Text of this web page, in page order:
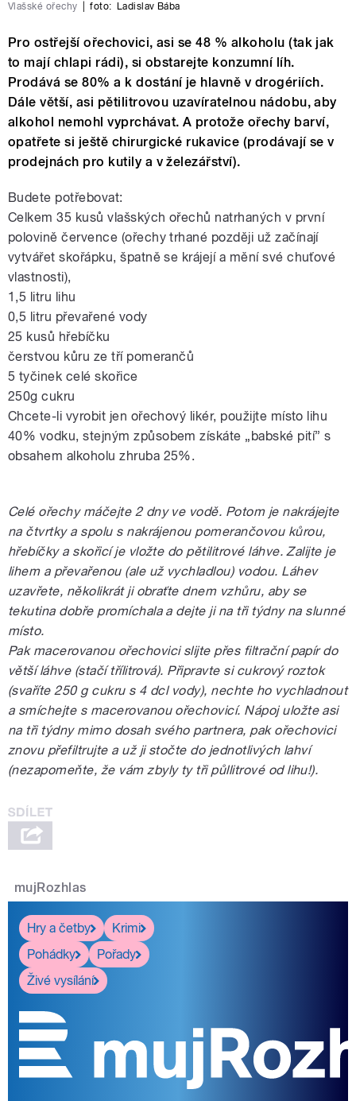
Vlašské ořechy foto: Ladislav Bába
Pro ostřejší ořechovici, asi se 48 % alkoholu (tak jak
to mají chlapi rádi), si obstarejte konzumní líh.
Prodává se 80% a k dostání je hlavně v drogériích.
Dále větší, asi pětilitrovou uzavíratelnou nádobu, aby
alkohol nemohl vyprchávat. A protože ořechy barví,
opatřete si ještě chirurgické rukavice (prodávají se v
prodejnách pro kutily a v železářství).
Budete potřebovat:
Celkem 35 kusů vlašských ořechů natrhaných v první
polovině července (ořechy trhané později už začínají
vytvářet skořápku, špatně se krájejí a mění své chuťové
vlastnosti),
1,5 litru lihu
0,5 litru převařené vody
25 kusů hřebíčku
čerstvou kůru ze tří pomerančů
5 tyčinek celé skořice
250g cukru
Chcete-li vyrobit jen ořechový likér, použijte místo lihu
40% vodku, stejným způsobem získáte „babské pití” s
obsahem alkoholu zhruba 25%.
Celé ořechy máčejte 2 dny ve vodě. Potom je nakrájejte
na čtvrtky a spolu s nakrájenou pomerančovou kůrou,
hřebíčky a skořicí je vložte do pětilitrové láhve. Zalijte je
lihem a převařenou (ale už vychladlou) vodou. Láhev
uzavřete, několikrát ji obraťte dnem vzhůru, aby se
tekutina dobře promíchala a dejte ji na tři týdny na slunné
místo.
Pak macerovanou ořechovici slijte přes filtrační papír do
větší láhve (stačí třílitrová). Připravte si cukrový roztok
(svaříte 250 g cukru s 4 dcl vody), nechte ho vychladnout
a smíchejte s macerovanou ořechovicí. Nápoj uložte asi
na tři týdny mimo dosah svého partnera, pak ořechovici
znovu přefiltrujte a už ji stočte do jednotlivých lahví
(nezapomeňte, že vám zbyly ty tři půllitrové od lihu!).
mujRozhlas
Hry a četby
Krimi
Pohádky
Pořady
Živé vysílání